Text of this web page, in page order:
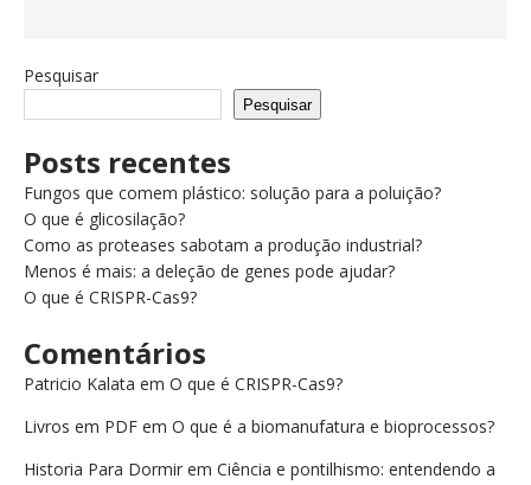
Pesquisar
Pesquisar
Posts recentes
Fungos que comem plástico: solução para a poluição?
O que é glicosilação?
Como as proteases sabotam a produção industrial?
Menos é mais: a deleção de genes pode ajudar?
O que é CRISPR-Cas9?
Comentários
Patricio Kalata em O que é CRISPR-Cas9?
Livros em PDF em O que é a biomanufatura e bioprocessos?
Historia Para Dormir em Ciência e pontilhismo: entendendo a